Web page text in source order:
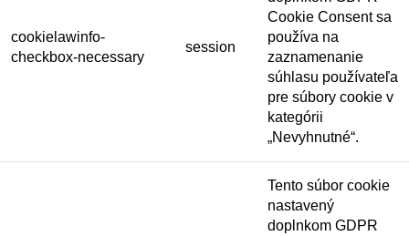
cookielawinfo-
checkbox-necessary
session
Cookie Consent sa
používa na
zaznamenanie
súhlasu používateľa
pre súbory cookie v
kategórii
„Nevyhnutné“.
Tento súbor cookie
nastavený
doplnkom GDPR